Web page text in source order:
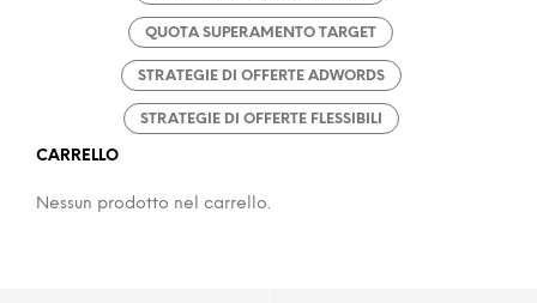
QUOTA SUPERAMENTO TARGET
STRATEGIE DI OFFERTE ADWORDS
STRATEGIE DI OFFERTE FLESSIBILI
CARRELLO
Nessun prodotto nel carrello.